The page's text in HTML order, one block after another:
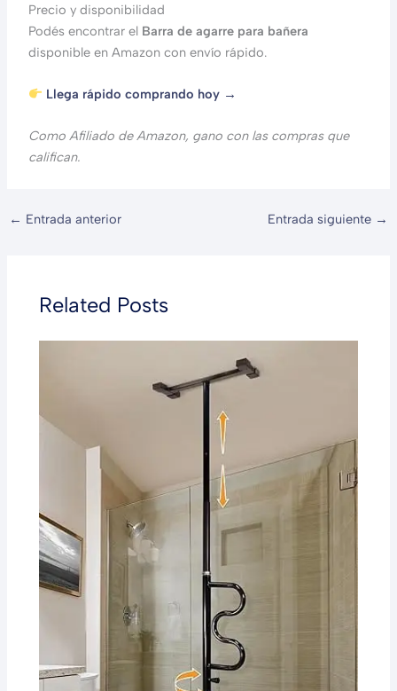
Precio y disponibilidad
Podés encontrar el Barra de agarre para bañera
disponible en Amazon con envío rápido.
Llega rápido comprando hoy →
Como Afiliado de Amazon, gano con las compras que
califican.
← Entrada anterior Entrada siguiente →
Related Posts